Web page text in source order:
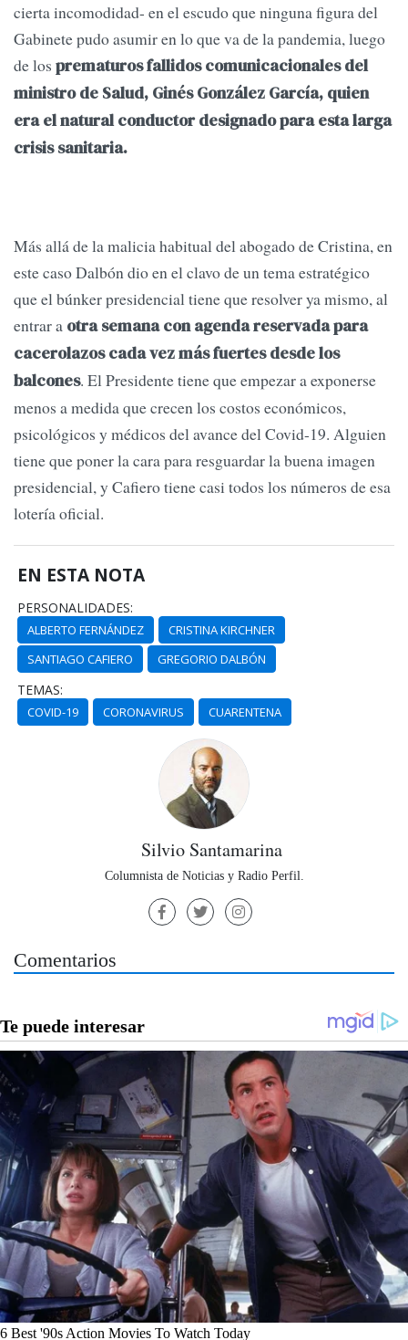
cierta incomodidad- en el escudo que ninguna figura del
Gabinete pudo asumir en lo que va de la pandemia, luego
de los prematuros fallidos comunicacionales del
ministro de Salud, Ginés González García, quien
era el natural conductor designado para esta larga
crisis sanitaria.
Más allá de la malicia habitual del abogado de Cristina, en
este caso Dalbón dio en el clavo de un tema estratégico
que el búnker presidencial tiene que resolver ya mismo, al
entrar a otra semana con agenda reservada para
cacerolazos cada vez más fuertes desde los
balcones. El Presidente tiene que empezar a exponerse
menos a medida que crecen los costos económicos,
psicológicos y médicos del avance del Covid-19. Alguien
tiene que poner la cara para resguardar la buena imagen
presidencial, y Cafiero tiene casi todos los números de esa
lotería oficial.
EN ESTA NOTA
PERSONALIDADES:
ALBERTO FERNÁNDEZ
CRISTINA KIRCHNER
SANTIAGO CAFIERO
GREGORIO DALBÓN
TEMAS:
COVID-19 CORONAVIRUS CUARENTENA
Silvio Santamarina
Columnista de Noticias y Radio Perfil.
Comentarios